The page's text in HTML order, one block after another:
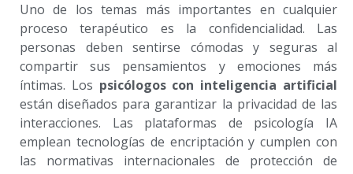
Uno de los temas más importantes en cualquier
proceso terapéutico es la confidencialidad. Las
personas deben sentirse cómodas y seguras al
compartir sus pensamientos y emociones más
íntimas. Los psicólogos con inteligencia artificial
están diseñados para garantizar la privacidad de las
interacciones. Las plataformas de psicología IA
emplean tecnologías de encriptación y cumplen con
las normativas internacionales de protección de